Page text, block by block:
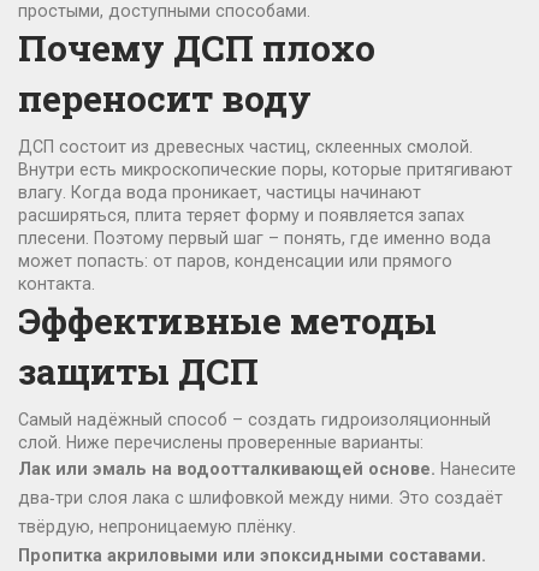
простыми, доступными способами.
Почему ДСП плохо
переносит воду
ДСП состоит из древесных частиц, склеенных смолой.
Внутри есть микроскопические поры, которые притягивают
влагу. Когда вода проникает, частицы начинают
расширяться, плита теряет форму и появляется запах
плесени. Поэтому первый шаг – понять, где именно вода
может попасть: от паров, конденсации или прямого
контакта.
Эффективные методы
защиты ДСП
Самый надёжный способ – создать гидроизоляционный
слой. Ниже перечислены проверенные варианты:
Лак или эмаль на водоотталкивающей основе. Нанесите
два‑три слоя лака с шлифовкой между ними. Это создаёт
твёрдую, непроницаемую плёнку.
Пропитка акриловыми или эпоксидными составами.